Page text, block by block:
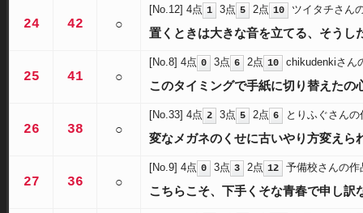
24 42 ○
[No.12] 4点 1 3点 5 2点 10 ツイタチさん
置くときは大きな音を立てる、そうし
25 41 ○
[No.8] 4点 0 3点 6 2点 10 chikudenkiさん
このタイミングで手紙に切り替えたの
26 38 ○
[No.33] 4点 2 3点 5 2点 6 とりふぐさんの
変なメガネのくせに古いやり方変えら
27 36 ○
[No.9] 4点 0 3点 3 2点 12 予備校さんの作
こちらこそ、下手くそな青春で申し訳